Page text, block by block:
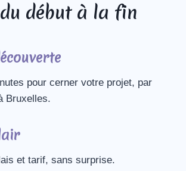
début à la fin
pour cerner votre projet, par
Bruxelles.
et tarif, sans surprise.